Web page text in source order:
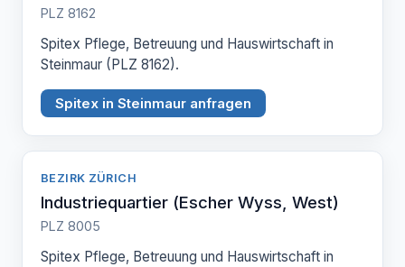
PLZ 8162
Spitex Pflege, Betreuung und Hauswirtschaft in
Steinmaur (PLZ 8162).
Spitex in Steinmaur anfragen
BEZIRK ZÜRICH
Industriequartier (Escher Wyss, West)
PLZ 8005
Spitex Pflege, Betreuung und Hauswirtschaft in